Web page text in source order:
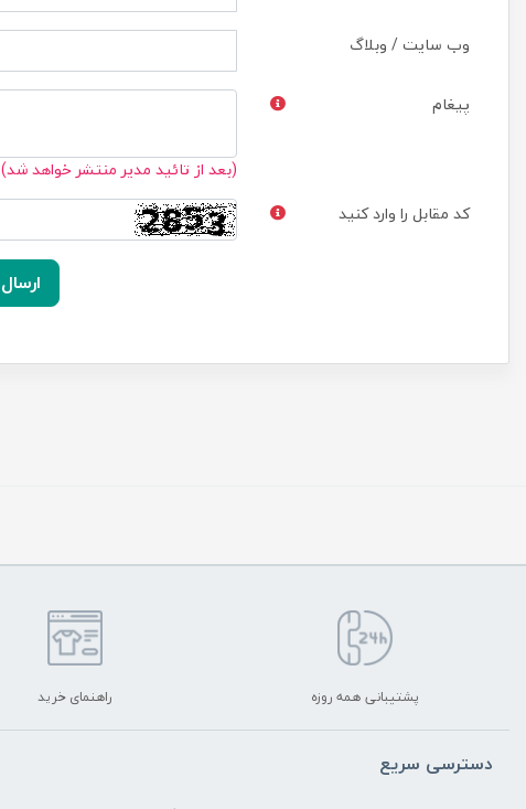
وب سایت / وبلاگ
پیغام
(بعد از تائید مدیر منتشر خواهد شد)
کد مقابل را وارد کنید
ارسال
پشتیبانی همه روزه راهنمای خرید
دسترسی سریع